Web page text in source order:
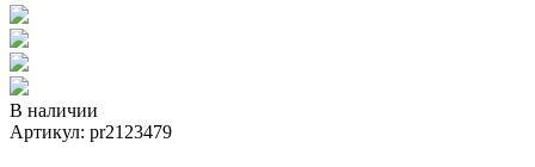
В наличии
Артикул: pr2123479